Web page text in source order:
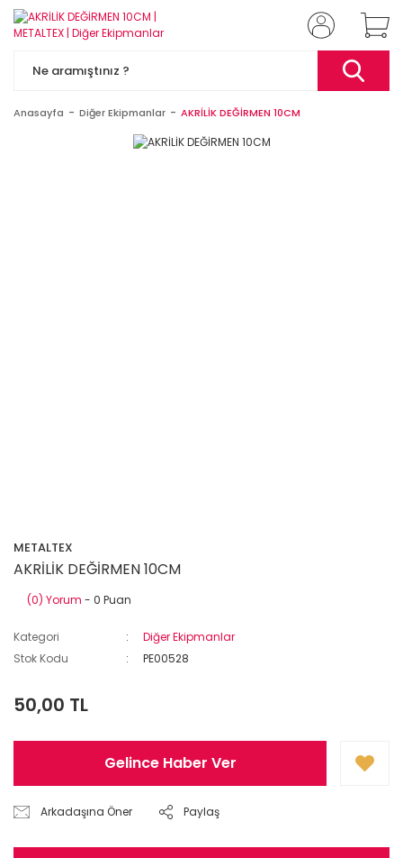
Anasayfa Diğer Ekipmanlar AKRİLİK DEĞİRMEN 10CM
METALTEX
AKRİLİK DEĞİRMEN 10CM
(0) Yorum - 0 Puan
Kategori
Diğer Ekipmanlar
Stok Kodu
PE00528
50,00 TL
Gelince Haber Ver
Arkadaşına Öner Paylaş